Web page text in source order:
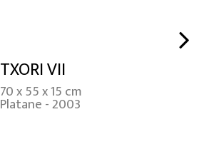
TXORI VII
70 x 55 x 15 cm
Platane - 2003